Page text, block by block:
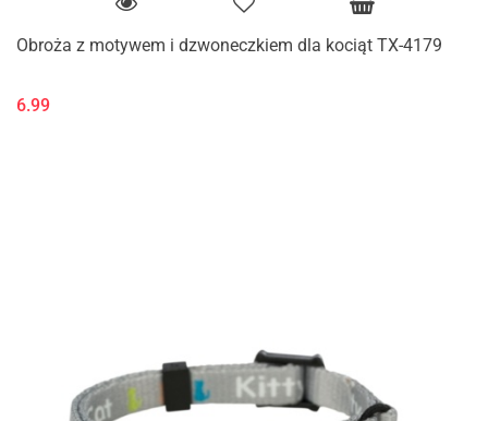
Obroża z motywem i dzwoneczkiem dla kociąt TX-4179
6.99